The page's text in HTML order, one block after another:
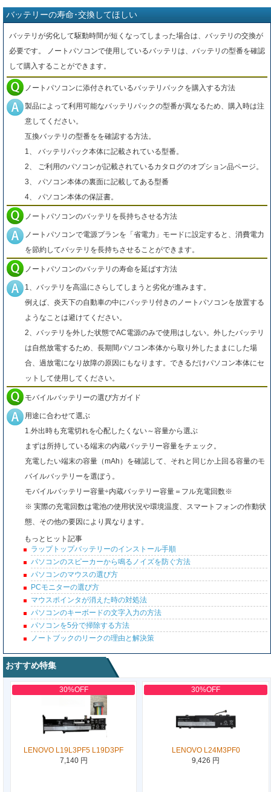
バッテリーの寿命･交換してほしい
バッテリが劣化して駆動時間が短くなってしまった場合は、バッテリの交換が
必要です。 ノートパソコンで使用しているバッテリは、バッテリの型番を確認
して購入することができます。
ノートパソコンに添付されているバッテリパックを購入する方法
製品によって利用可能なバッテリパックの型番が異なるため、購入時は注
意してください。
互換バッテリの型番をを確認する方法。
1、 バッテリパック本体に記載されている型番。
2、 ご利用のパソコンが記載されているカタログのオプション品ページ。
3、 パソコン本体の裏面に記載してある型番
4、 パソコン本体の保証書。
ノートパソコンのバッテリを長持ちさせる方法
ノートパソコンで電源プランを「省電力」モードに設定すると、消費電力
を節約してバッテリを長持ちさせることができます。
ノートパソコンのバッテリの寿命を延ばす方法
1、バッテリを高温にさらしてしまうと劣化が進みます。
例えば、炎天下の自動車の中にバッテリ付きのノートパソコンを放置する
ようなことは避けてください。
2、バッテリを外した状態でAC電源のみで使用はしない。外したバッテリ
は自然放電するため、長期間パソコン本体から取り外したままにした場
合、過放電になり故障の原因にもなります。できるだけパソコン本体にセ
ットして使用してください。
モバイルバッテリーの選び方ガイド
用途に合わせて選ぶ
1.外出時も充電切れを心配したくない～容量から選ぶ
まずは所持している端末の内蔵バッテリー容量をチェック。
充電したい端末の容量（mAh）を確認して、それと同じか上回る容量のモ
バイルバッテリーを選ぼう。
モバイルバッテリー容量÷内蔵バッテリー容量＝フル充電回数※
※ 実際の充電回数は電池の使用状況や環境温度、スマートフォンの作動状
態、その他の要因により異なります。
もっとヒット記事
ラップトップバッテリーのインストール手順
パソコンのスピーカーから鳴るノイズを防ぐ方法
パソコンのマウスの選び方
PCモニターの選び方
マウスポインタが消えた時の対処法
パソコンのキーボードの文字入力の方法
パソコンを5分で掃除する方法
ノートブックのリークの理由と解決策
おすすめ特集
30%OFF
LENOVO L19L3PF5 L19D3PF
7,140 円
30%OFF
LENOVO L24M3PF0
9,426 円